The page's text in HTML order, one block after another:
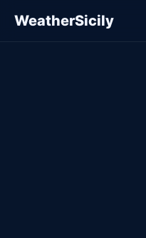
WeatherSicily